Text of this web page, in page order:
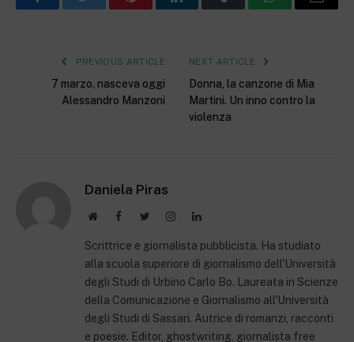
FacebookTwitter PinterestLinkedInTumblr WhatsAppEmail
PREVIOUS ARTICLE
7 marzo, nasceva oggi
Alessandro Manzoni
NEXT ARTICLE
Donna, la canzone di Mia
Martini. Un inno contro la
violenza
Daniela Piras
WebsiteFacebookTwitterInstagramLinkedIn
Scrittrice e giornalista pubblicista. Ha studiato
alla scuola superiore di giornalismo dell'Università
degli Studi di Urbino Carlo Bo. Laureata in Scienze
della Comunicazione e Giornalismo all'Università
degli Studi di Sassari. Autrice di romanzi, racconti
e poesie. Editor, ghostwriting, giornalista free